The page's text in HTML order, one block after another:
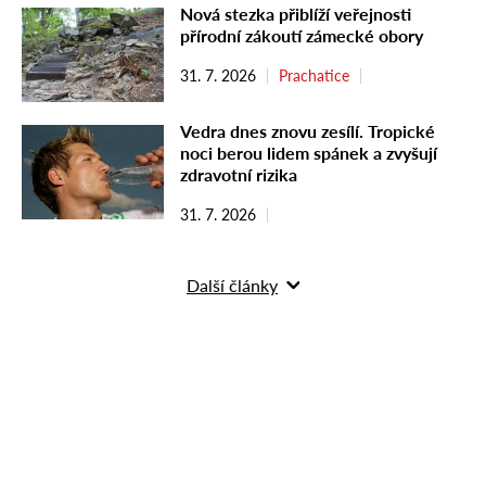
Nová stezka přiblíží veřejnosti
přírodní zákoutí zámecké obory
31. 7. 2026 Prachatice
Vedra dnes znovu zesílí. Tropické
noci berou lidem spánek a zvyšují
zdravotní rizika
31. 7. 2026
Další články